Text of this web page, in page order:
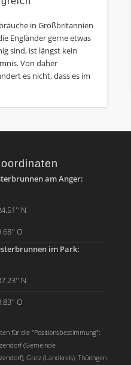
in Großbritannien
Engländer gerne etwas
sind, ist längst kein
Von daher
es nicht, dass es im
am Anger:
N
O
im Park:
N
O
für die "Positionsbestimmung":
(Gemeinde
Greiz (Landkreis), Thüringen